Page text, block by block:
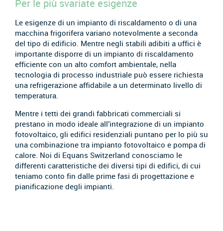
Per le più svariate esigenze
Le esigenze di un impianto di riscaldamento o di una
macchina frigorifera variano notevolmente a seconda
del tipo di edificio. Mentre negli stabili adibiti a uffici è
importante disporre di un impianto di riscaldamento
efficiente con un alto comfort ambientale, nella
tecnologia di processo industriale può essere richiesta
una refrigerazione affidabile a un determinato livello di
temperatura.
Mentre i tetti dei grandi fabbricati commerciali si
prestano in modo ideale all’integrazione di un impianto
fotovoltaico, gli edifici residenziali puntano per lo più su
una combinazione tra impianto fotovoltaico e pompa di
calore. Noi di Equans Switzerland conosciamo le
differenti caratteristiche dei diversi tipi di edifici, di cui
teniamo conto fin dalle prime fasi di progettazione e
pianificazione degli impianti.